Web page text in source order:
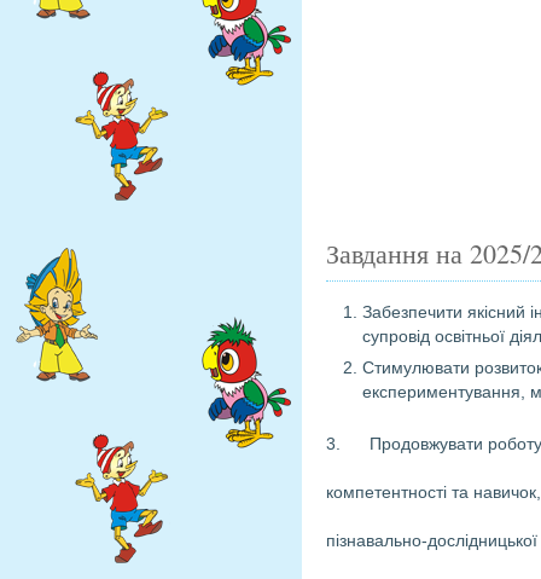
Завдання на 2025/
Забезпечити якісний
супровід освітньої
Стимулювати
експериментування,
3. Продовжувати роботу
компетентності та
пізнавально-дослідницької